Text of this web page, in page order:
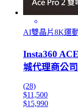
AI雙晶片8K運
Insta360
城代理商公
(28)
$11,500
$15,990